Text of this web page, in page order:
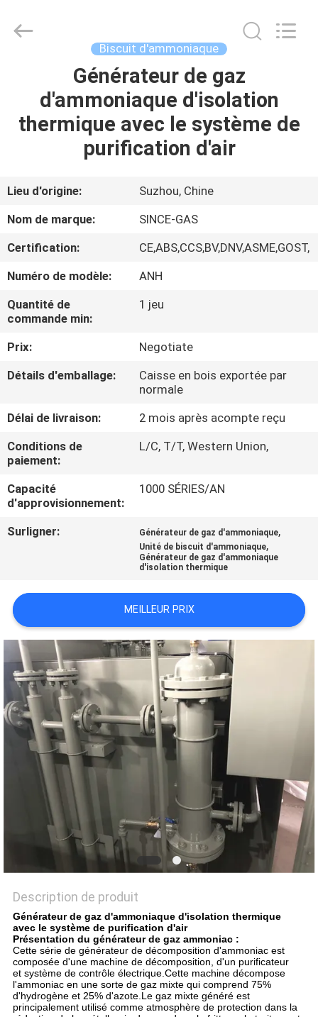
MAISON
PRODUITS
PROPOS
DE
NOUS
VISITE
DE
CONTRÔLE
CONTACTEZ-
NOUS
NOUVELLES
DEMANDEZ
UN DEVIS
NEWS
PLAN
SITE
POLITIQUE
DE
CONFIDENTIALITÉ
Technology
Biscuit d'ammoniaque
Générateur de gaz
d'ammoniaque d'isolation
thermique avec le système de
purification d'air
Lieu d'origine:
Suzhou, Chine
Nom de marque:
SINCE-GAS
Certification:
CE,ABS,CCS,BV,DNV,ASME,GOST,
Numéro de modèle:
ANH
Quantité de
commande min:
1 jeu
Prix:
Negotiate
Détails d'emballage:
Caisse en bois exportée par
normale
Délai de livraison:
2 mois après acompte reçu
Conditions de
paiement:
L/C, T/T, Western Union,
Capacité
d'approvisionnement:
1000 SÉRIES/AN
Surligner: Générateur de gaz d'ammoniaque,
Unité de biscuit d'ammoniaque,
Générateur de gaz d'ammoniaque
d'isolation thermique
MEILLEUR PRIX
Description de produit
Générateur de gaz d'ammoniaque d'isolation thermique
avec le système de purification d'air
Présentation du générateur de gaz ammoniac :
Cette série de générateur de décomposition d'ammoniac est
composée d'une machine de décomposition, d'un purificateur
et système de contrôle électrique.Cette machine décompose
l'ammoniac en une sorte de gaz mixte qui comprend 75%
d'hydrogène et 25% d'azote.Le gaz mixte généré est
principalement utilisé comme atmosphère de protection dans la